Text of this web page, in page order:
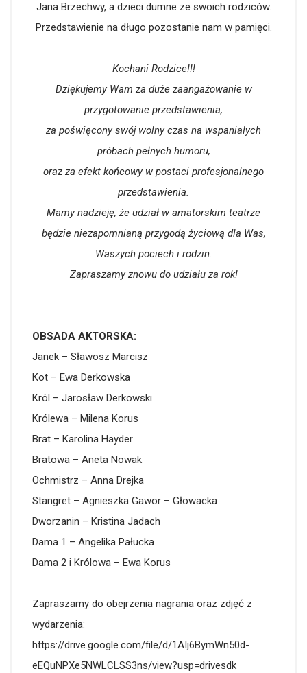
Jana Brzechwy, a dzieci dumne ze swoich rodziców.
Przedstawienie na długo pozostanie nam w pamięci.
Kochani Rodzice!!!
Dziękujemy Wam za duże zaangażowanie w
przygotowanie przedstawienia,
za poświęcony swój wolny czas na wspaniałych
próbach pełnych humoru,
oraz za efekt końcowy w postaci profesjonalnego
przedstawienia.
Mamy nadzieję, że udział w amatorskim teatrze
będzie niezapomnianą przygodą życiową dla Was,
Waszych pociech i rodzin.
Zapraszamy znowu do udziału za rok!
OBSADA AKTORSKA:
Janek – Sławosz Marcisz
Kot – Ewa Derkowska
Król – Jarosław Derkowski
Królewa – Milena Korus
Brat – Karolina Hayder
Bratowa – Aneta Nowak
Ochmistrz – Anna Drejka
Stangret – Agnieszka Gawor – Głowacka
Dworzanin – Kristina Jadach
Dama 1 – Angelika Pałucka
Dama 2 i Królowa – Ewa Korus
Zapraszamy do obejrzenia nagrania oraz zdjęć z
wydarzenia:
https://drive.google.com/file/d/1AIj6BymWn50d-
eEQuNPXe5NWLCLSS3ns/view?usp=drivesdk